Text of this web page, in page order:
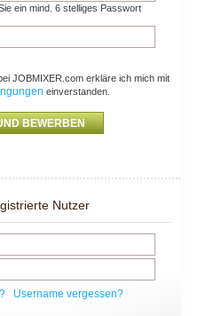
ein mind. 6 stelliges Passwort
JOBMIXER.com erkläre ich mich mit
einverstanden.
Nutzer
Username vergessen?